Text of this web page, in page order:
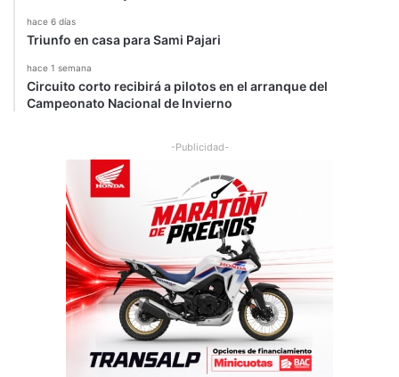
hace 6 días
Triunfo en casa para Sami Pajari
hace 1 semana
Circuito corto recibirá a pilotos en el arranque del
Campeonato Nacional de Invierno
-Publicidad-